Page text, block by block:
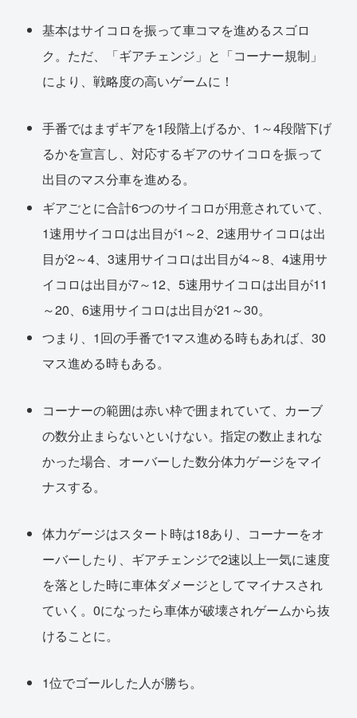
基本はサイコロを振って車コマを進めるスゴロ
ク。ただ、「ギアチェンジ」と「コーナー規制」
により、戦略度の高いゲームに！
手番ではまずギアを1段階上げるか、1～4段階下げ
るかを宣言し、対応するギアのサイコロを振って
出目のマス分車を進める。
ギアごとに合計6つのサイコロが用意されていて、
1速用サイコロは出目が1～2、2速用サイコロは出
目が2～4、3速用サイコロは出目が4～8、4速用サ
イコロは出目が7～12、5速用サイコロは出目が11
～20、6速用サイコロは出目が21～30。
つまり、1回の手番で1マス進める時もあれば、30
マス進める時もある。
コーナーの範囲は赤い枠で囲まれていて、カーブ
の数分止まらないといけない。指定の数止まれな
かった場合、オーバーした数分体力ゲージをマイ
ナスする。
体力ゲージはスタート時は18あり、コーナーをオ
ーバーしたり、ギアチェンジで2速以上一気に速度
を落とした時に車体ダメージとしてマイナスされ
ていく。0になったら車体が破壊されゲームから抜
けることに。
1位でゴールした人が勝ち。